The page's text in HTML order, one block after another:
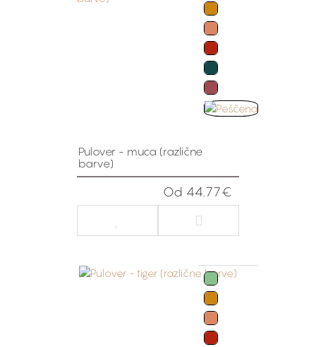
Pulover - muca (različne
barve)
Od 44.77€